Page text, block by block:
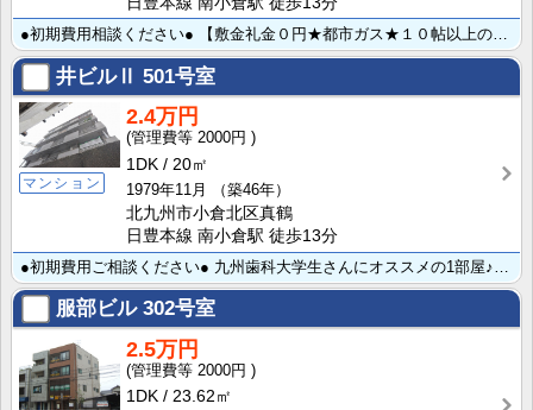
井ビルⅡ 501号室
マンション
2.4万円
2000円
1DK
20㎡
1979年11月
（築46年）
北九州市小倉北区真鶴
日豊本線 南小倉駅 徒歩13分
服部ビル302号室
2.5万円
2000円
1DK
23.62㎡